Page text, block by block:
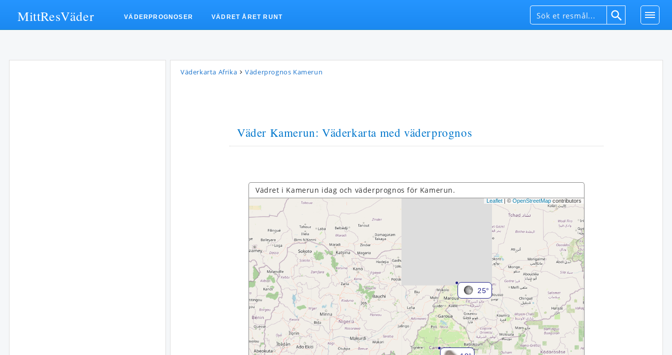
Väderkarta Afrika Väderprognos Kamerun
Väder Kamerun: Väderkarta med väderprognos
Vädret i Kamerun idag och väderprognos för Kamerun.
25°
Leaflet | © OpenStreetMap contributors
MittResVäder VÄDERPROGNOSER VÄDRET ÅRET RUNT